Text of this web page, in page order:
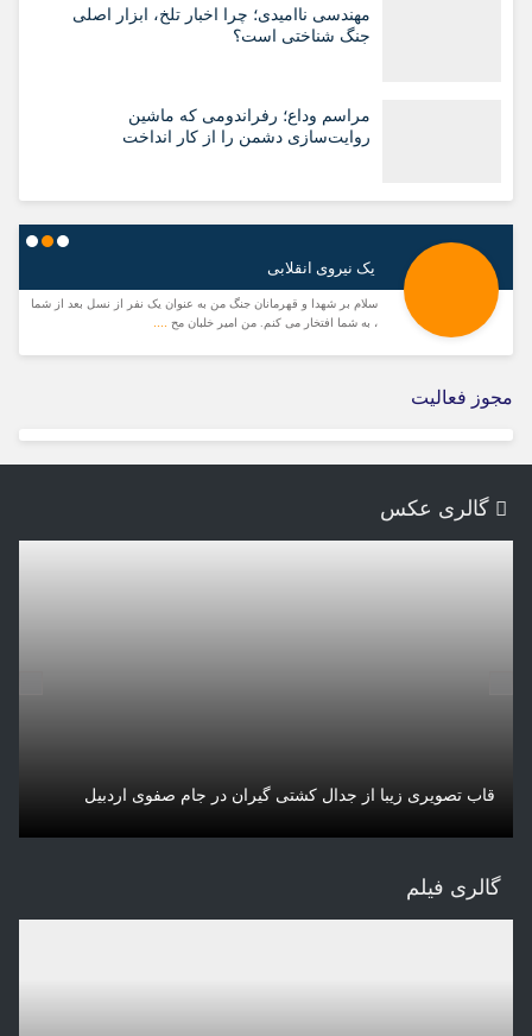
مهندسی ناامیدی؛ چرا اخبار تلخ، ابزار اصلی
جنگ شناختی است؟
مراسم وداع؛ رفراندومی که ماشین
روایت‌سازی دشمن را از کار انداخت
یک نیروی انقلابی
سلام بر شهدا و قهرمانان جنگ من به عنوان یک نفر از نسل بعد از شما
، به شما افتخار می کنم. من امیر خلبان مح ....
مجوز فعالیت
گالری عکس
قاب تصویری زیبا از جدال کشتی گیران در جام صفوی اردبیل
گالری فیلم